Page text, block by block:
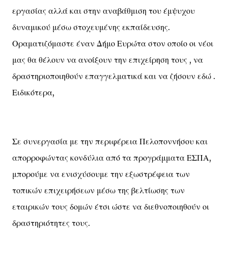
εργασίας αλλά και στην αναβάθμιση του έμψυχου
δυναμικού μέσω στοχευμένης εκπαίδευσης.
Οραματιζόμαστε έναν Δήμο Ευρώτα στον οποίο οι νέοι
μας θα θέλουν να ανοίξουν την επιχείρηση τους , να
δραστηριοποιηθούν επαγγελματικά και να ζήσουν εδώ .
Ειδικότερα,
Σε συνεργασία με την περιφέρεια Πελοποννήσου και
απορροφώντας κονδύλια από τα προγράμματα ΕΣΠΑ,
μπορούμε να ενισχύσουμε την εξωστρέφεια των
τοπικών επιχειρήσεων μέσω της βελτίωσης των
εταιρικών τους δομών έτσι ώστε να διεθνοποιηθούν οι
δραστηριότητες τους.